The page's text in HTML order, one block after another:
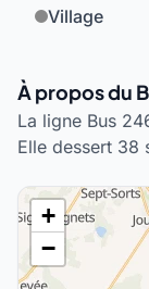
Village
À propos du
La ligne Bus
Elle dessert 38
+
−